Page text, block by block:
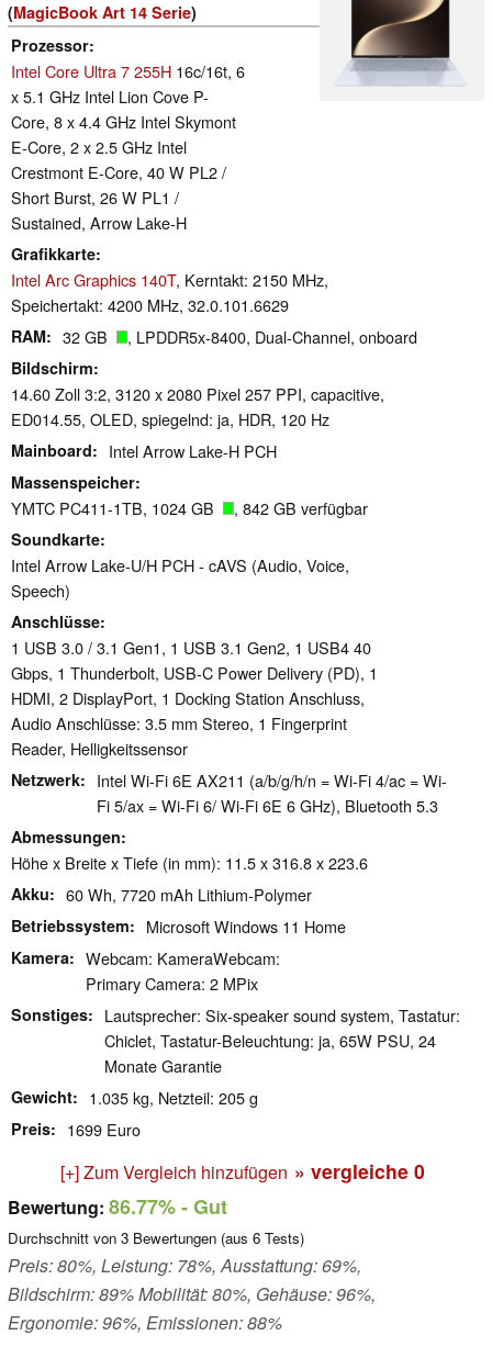
(MagicBook Art 14 Serie)
Prozessor
Intel Core Ultra 7 255H 16c/16t, 6
x 5.1 GHz Intel Lion Cove P-
Core, 8 x 4.4 GHz Intel Skymont
E-Core, 2 x 2.5 GHz Intel
Crestmont E-Core, 40 W PL2 /
Short Burst, 26 W PL1 /
Sustained, Arrow Lake-H
Grafikkarte
Intel Arc Graphics 140T, Kerntakt: 2150 MHz,
Speichertakt: 4200 MHz, 32.0.101.6629
RAM 32 GB , LPDDR5x-8400, Dual-Channel, onboard
Bildschirm
14.60 Zoll 3:2, 3120 x 2080 Pixel 257 PPI, capacitive,
ED014.55, OLED, spiegelnd: ja, HDR, 120 Hz
Mainboard Intel Arrow Lake-H PCH
Massenspeicher
YMTC PC411-1TB, 1024 GB , 842 GB verfügbar
Soundkarte
Intel Arrow Lake-U/H PCH - cAVS (Audio, Voice,
Speech)
Anschlüsse
1 USB 3.0 / 3.1 Gen1, 1 USB 3.1 Gen2, 1 USB4 40
Gbps, 1 Thunderbolt, USB-C Power Delivery (PD), 1
HDMI, 2 DisplayPort, 1 Docking Station Anschluss,
Audio Anschlüsse: 3.5 mm Stereo, 1 Fingerprint
Reader, Helligkeitssensor
Netzwerk
Intel Wi-Fi 6E AX211 (a/b/g/h/n = Wi-Fi 4/ac = Wi-
Fi 5/ax = Wi-Fi 6/ Wi-Fi 6E 6 GHz), Bluetooth 5.3
Abmessungen
Höhe x Breite x Tiefe (in mm): 11.5 x 316.8 x 223.6
Akku 60 Wh, 7720 mAh Lithium-Polymer
Betriebssystem Microsoft Windows 11 Home
Kamera
Webcam: KameraWebcam:
Primary Camera: 2 MPix
Sonstiges
Lautsprecher: Six-speaker sound system, Tastatur:
Chiclet, Tastatur-Beleuchtung: ja, 65W PSU, 24
Monate Garantie
Gewicht 1.035 kg, Netzteil: 205 g
Preis 1699 Euro
[+] Zum Vergleich hinzufügen » vergleiche 0
Bewertung: 86.77%- Gut
Durchschnitt von 3 Bewertungen (aus 6 Tests)
Preis: 80%, Leistung: 78%, Ausstattung: 69%,
Bildschirm: 89% Mobilität: 80%, Gehäuse: 96%,
Ergonomie: 96%, Emissionen: 88%